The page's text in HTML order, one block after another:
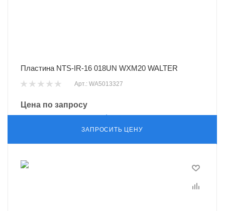
Пластина NTS-IR-16 018UN WXM20 WALTER
Арт.: WA5013327
Цена по запросу
ЗАПРОСИТЬ ЦЕНУ